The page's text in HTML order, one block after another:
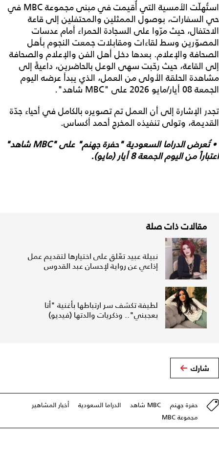
استُهلّت الأمسية التي أُقيمت في مبنى مجموعة MBC في
حي السفارات، بوصول الممثلين والمحتفلين إلى قاعة
الاحتفال، حيث مرّوا على السجادة الحمراء أمام عدسات
المصوّرين وسط لقاءات ومقابلات جمعت النجوم بأهل
الصحافة والإعلام. بعدها دخل أهل الفن والإعلام والصحافة
إلى القاعة، حيث رحّبت سهى الوعل بالحاضرين، داعيةً إلى
مشاهدة الحلقة الأولى من العمل، الذي يبدأ عرضه اليوم
الجمعة 08 أيار/مايو 2026 على "MBC شاهد".
تجدر الإشارة إلى أن العمل تم تصويره بالكامل في أحياء جدّة
القديمة، وتولى تنفيذه المخرج أحمد أكساس.
•تُعرض الدراما السعودية "حفرة جهنم" على "MBCشاهد"
اعتباراً من اليوم الجمعة 8 أيار (مايو).
مقالات ذات صلة
نبيلة عبيد تعّلق على اختيارها لتقديم عمل
إذاعي عن رواية لإحسان عبد القدوس
لطيفة تكشف سر ارتباطها بأغنية "أنا
بعجبني".. وذكريات والدتها (فيديو)
شارك
حفرة جهنم MBC شاهد الدراما السعودية
أخبار المشاهير
مجموعة MBC